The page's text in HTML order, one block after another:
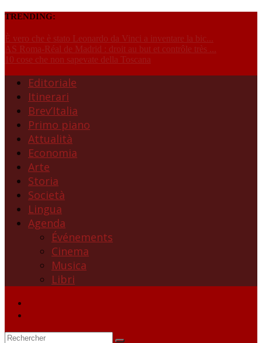
TRENDING:
È vero che è stato Leonardo da Vinci a inventare la bic...
AS Roma-Réal de Madrid : droit au but et contrôle très ...
10 cose che non sapevate della Toscana
Editoriale
Itinerari
Brev’Italia
Primo piano
Attualità
Economia
Arte
Storia
Società
Lingua
Agenda
Événements
Cinema
Musica
Libri